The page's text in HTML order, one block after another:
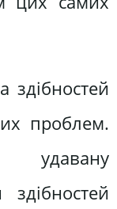
здібностей
проблем.
здібностей